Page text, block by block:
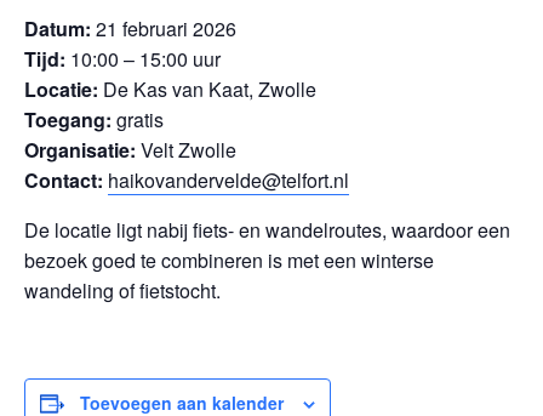
Datum: 21 februari 2026
Tijd: 10:00 – 15:00 uur
Locatie: De Kas van Kaat, Zwolle
Toegang: gratis
Organisatie: Velt Zwolle
Contact: haikovandervelde@telfort.nl
De locatie ligt nabij fiets- en wandelroutes, waardoor een
bezoek goed te combineren is met een winterse
wandeling of fietstocht.
Toevoegen aan kalender